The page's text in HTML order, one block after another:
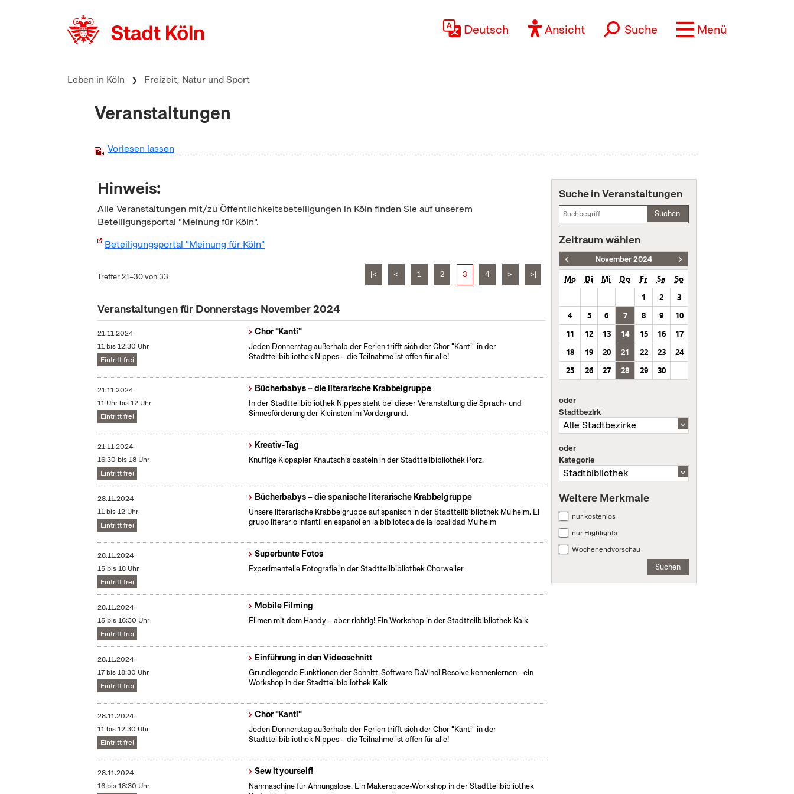
Deutsch Ansicht Suche Menü
Leben in Köln Freizeit, Natur und Sport
Veranstaltungen
Vorlesen lassen
Hinweis:
Alle Veranstaltungen mit/zu Öffentlichkeitsbeteiligungen in Köln finden Sie auf unserem
Beteiligungsportal "Meinung für Köln".
Beteiligungsportal "Meinung für Köln"
Treffer 21–30 von 33 |< < 1 2 3 4 > >|
Veranstaltungen für Donnerstags November 2024
21.11.2024
11 bis 12:30 Uhr
Eintritt frei
Chor "Kanti"
Jeden Donnerstag außerhalb der Ferien trifft sich der Chor "Kanti" in der
Stadtteilbibliothek Nippes – die Teilnahme ist offen für alle!
21.11.2024
11 Uhr bis 12 Uhr
Eintritt frei
Bücherbabys – die literarische Krabbelgruppe
In der Stadtteilbibliothek Nippes steht bei dieser Veranstaltung die Sprach- und
Sinnesförderung der Kleinsten im Vordergrund.
21.11.2024
16:30 bis 18 Uhr
Eintritt frei
Kreativ-Tag
Knuffige Klopapier Knautschis basteln in der Stadtteilbibliothek Porz.
28.11.2024
11 bis 12 Uhr
Eintritt frei
Bücherbabys – die spanische literarische Krabbelgruppe
Unsere literarische Krabbelgruppe auf spanisch in der Stadtteilbibliothek Mülheim. El
grupo literario infantil en español en la biblioteca de la localidad Mülheim
28.11.2024
15 bis 18 Uhr
Eintritt frei
Superbunte Fotos
Experimentelle Fotografie in der Stadtteilbibliothek Chorweiler
28.11.2024
15 bis 16:30 Uhr
Eintritt frei
Mobile Filming
Filmen mit dem Handy – aber richtig! Ein Workshop in der Stadtteilbibliothek Kalk
28.11.2024
17 bis 18:30 Uhr
Eintritt frei
Einführung in den Videoschnitt
Grundlegende Funktionen der Schnitt-Software DaVinci Resolve kennenlernen - ein
Workshop in der Stadtteilbibliothek Kalk
28.11.2024
11 bis 12:30 Uhr
Eintritt frei
Chor "Kanti"
Jeden Donnerstag außerhalb der Ferien trifft sich der Chor "Kanti" in der
Stadtteilbibliothek Nippes – die Teilnahme ist offen für alle!
28.11.2024
16 bis 18:30 Uhr
Sew it yourself!
Nähmaschine für Ahnungslose. Ein Makerspace-Workshop in der Stadtteilbibliothek
Suche in Veranstaltungen
Suchen
Zeitraum wählen
November 2024
Mo Di Mi Do Fr Sa
So
1
2
3
4
5 6 7 8 9
10
11
12 13 14 15 16
17
18
19 20 21 22 23
24
25
26 27 28 29 30
oder
Stadtbezirk
oder
Kategorie
Weitere Merkmale
nur kostenlos
nur Highlights
Wochenendvorschau
Suchen